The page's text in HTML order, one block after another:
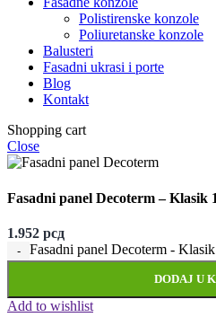
Polistirenske konzole
Poliuretanske konzole
Balusteri
Fasadni ukrasi i porte
Blog
Kontakt
Shopping cart
Close
Fasadni panel Decoterm – Klasik
1.952 рсд
Fasadni panel Decoterm -
DODAJ U
Add to wishlist